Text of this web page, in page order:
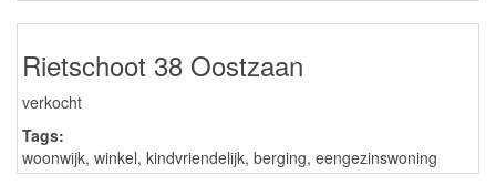
Rietschoot 38 Oostzaan
verkocht
Tags:
woonwijk, winkel, kindvriendelijk, berging, eengezinswoning